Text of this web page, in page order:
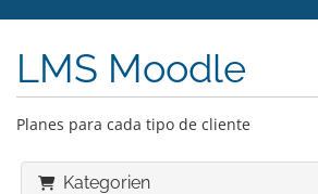
LMS Moodle
Planes para cada tipo de cliente
Kategorien